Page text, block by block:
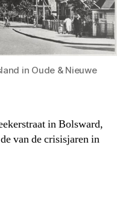
in Oude & Nieuwe
in Bolsward,
van de crisisjaren in